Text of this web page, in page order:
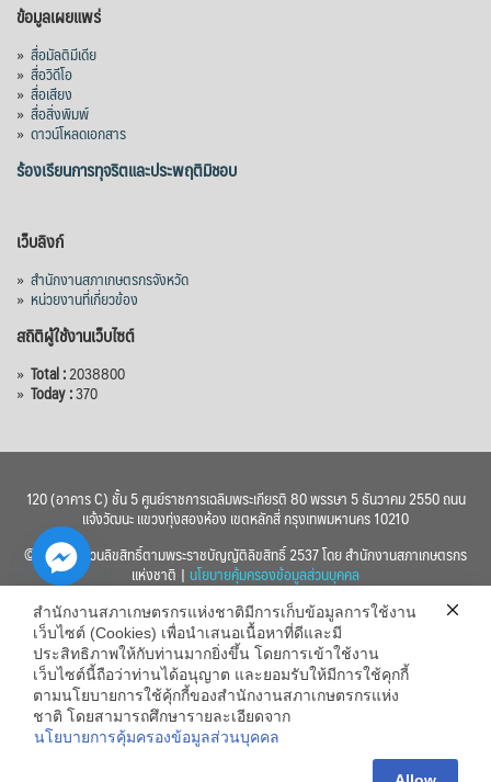
ข้อมูลเผยแพร่
» สื่อมัลติมีเดีย
» สื่อวิดีโอ
» สื่อเสียง
» สื่อสิ่งพิมพ์
» ดาวน์โหลดเอกสาร
ร้องเรียนการทุจริตและประพฤติมิชอบ
เว็บลิงก์
» สำนักงานสภาเกษตรกรจังหวัด
» หน่วยงานที่เกี่ยวข้อง
สถิติผู้ใช้งานเว็บไซต์
» Total :2038800
» Today :370
120 (อาคาร C) ชั้น 5 ศูนย์ราชการเฉลิมพระเกียรติ 80 พรรษา 5 ธันวาคม 2550 ถนน
แจ้งวัฒนะ แขวงทุ่งสองห้อง เขตหลักสี่ กรุงเทพมหานคร 10210
© 2560 สงวนลิขสิทธิ์ตามพระราชบัญญัติลิขสิทธิ์ 2537 โดย สำนักงานสภาเกษตรกร
แห่งชาติ | นโยบายคุ้มครองข้อมูลส่วนบุคคล
สำนักงานสภาเกษตรกรแห่งชาติมีการเก็บข้อมูลการใช้งาน
เว็บไซต์ (Cookies) เพื่อนำเสนอเนื้อหาที่ดีและมี
ประสิทธิภาพให้กับท่านมากยิ่งขึ้น โดยการเข้าใช้งาน
เว็บไซต์นี้ถือว่าท่านได้อนุญาต และยอมรับให้มีการใช้คุกกี้
ตามนโยบายการใช้คุ้กกี้ของสำนักงานสภาเกษตรกรแห่ง
ชาติ โดยสามารถศึกษารายละเอียดจาก
นโยบายการคุ้มครองข้อมูลส่วนบุคคล
Hide
chaty